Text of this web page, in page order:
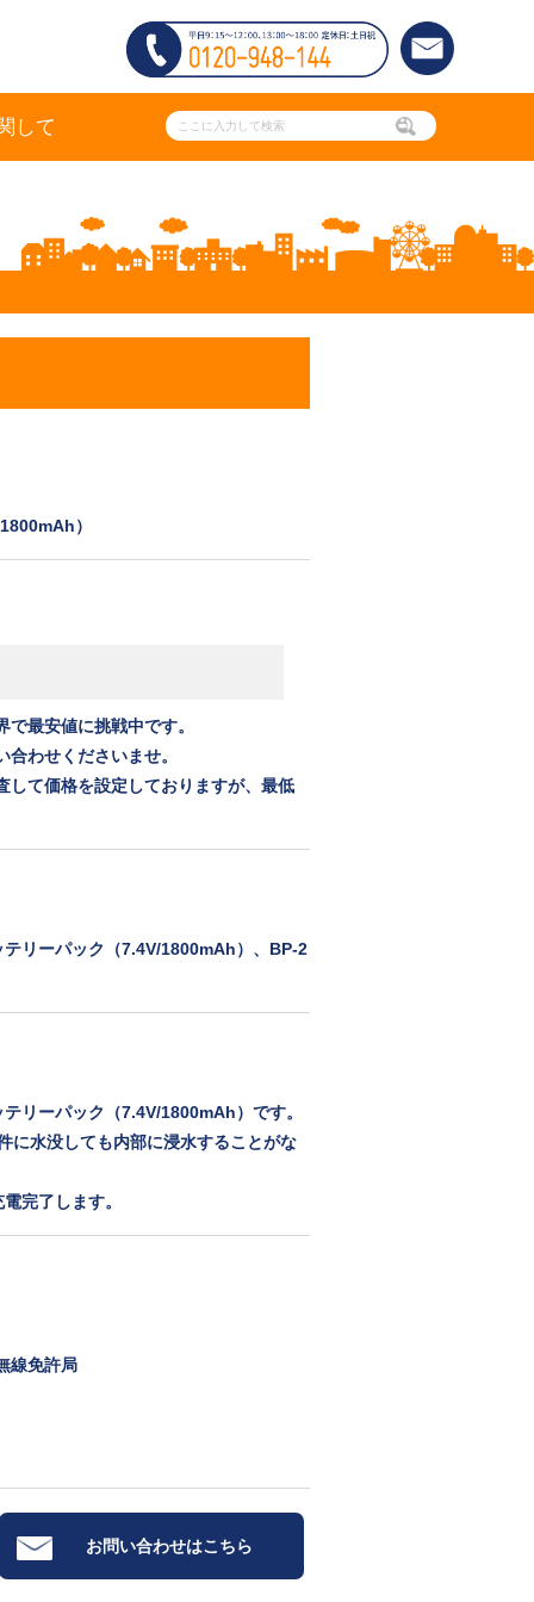
して
）
最安値に挑戦中です。
わせくださいませ。
て価格を設定しておりますが、最低
リーパック（7.4V/1800mAh）、BP-2
リーパック（7.4V/1800mAh）です。
に水没しても内部に浸水することがな
完了します。
線免許局
お問い合わせはこちら